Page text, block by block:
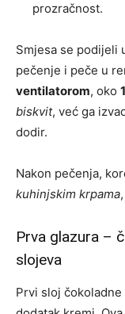
prozračnost.
Smjesa se podijeli
pečenje i peče u
ventilatorom, oko
biskvit, već ga
dodir.
Nakon pečenja,
kuhinjskim krpama
Prva glazura –
slojeva
Prvi sloj